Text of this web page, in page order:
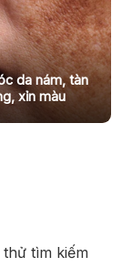
da nám, tàn
xỉn màu
tìm kiếm